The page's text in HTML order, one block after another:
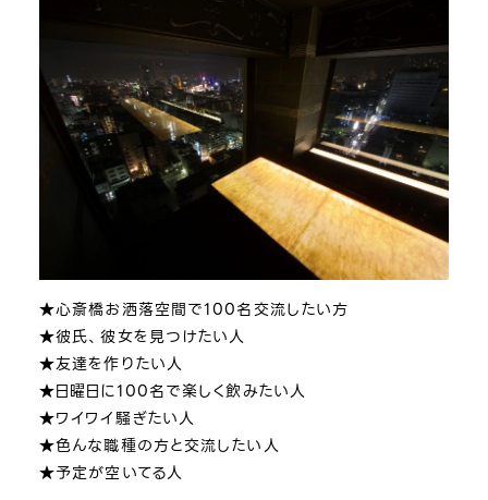
★心斎橋お洒落空間で100名交流したい方
★彼氏、彼女を見つけたい人
★友達を作りたい人
★日曜日に100名で楽しく飲みたい人
★ワイワイ騒ぎたい人
★色んな職種の方と交流したい人
★予定が空いてる人